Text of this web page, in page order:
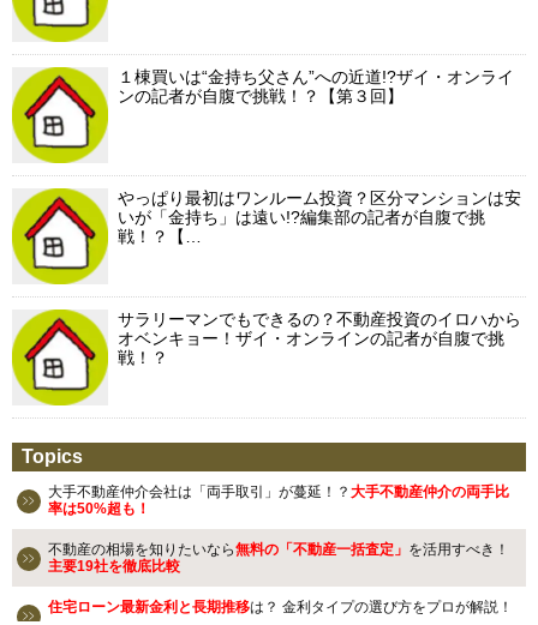
１棟買いは“金持ち父さん”への近道!?ザイ・オンライ
ンの記者が自腹で挑戦！？【第３回】
やっぱり最初はワンルーム投資？区分マンションは安
いが「金持ち」は遠い!?編集部の記者が自腹で挑
戦！？【…
サラリーマンでもできるの？不動産投資のイロハから
オベンキョー！ザイ・オンラインの記者が自腹で挑
戦！？
Topics
大手不動産仲介会社は「両手取引」が蔓延！？ 大手不動産仲介の両手比
率は50%超も！
不動産の相場を知りたいなら無料の「不動産一括査定」 を活用すべき！
主要19社を徹底比較
住宅ローン最新金利と長期推移は？ 金利タイプの選び方をプロが解説！